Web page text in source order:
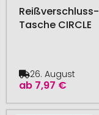
Reißverschluss-
Tasche CIRCLE
ab 7,97 €
26. August